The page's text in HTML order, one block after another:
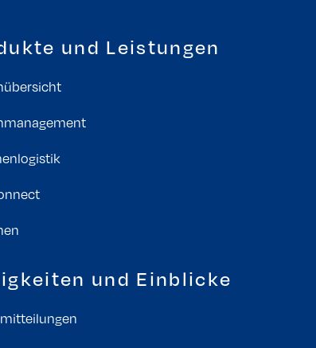
und Leistungen
und Einblicke